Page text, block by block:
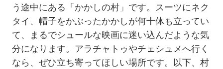
う途中にある「かかしの村」です。スーツにネク
タイ、帽子をかぶったかかしが何十体も立ってい
て、まるでシュールな映画に迷い込んだような気
分になります。アラチャトゥやチェシュメへ行く
なら、ぜひ立ち寄ってほしい場所です。以下、村